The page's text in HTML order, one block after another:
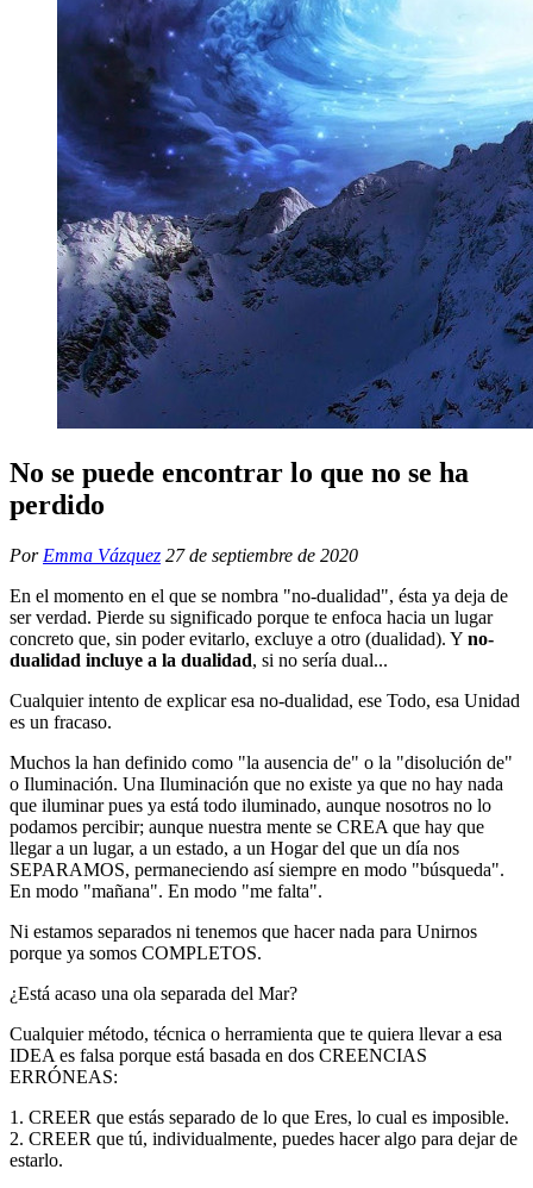
No se puede encontrar lo que no se ha
perdido
Por Emma Vázquez 27 de septiembre de 2020
En el momento en el que se nombra "no-dualidad", ésta ya deja de
ser verdad. Pierde su significado porque te enfoca hacia un lugar
concreto que, sin poder evitarlo, excluye a otro (dualidad). Y no-
dualidad incluye a la dualidad, si no sería dual...
Cualquier intento de explicar esa no-dualidad, ese Todo, esa Unidad
es un fracaso.
Muchos la han definido como "la ausencia de" o la "disolución de"
o Iluminación. Una Iluminación que no existe ya que no hay nada
que iluminar pues ya está todo iluminado, aunque nosotros no lo
podamos percibir; aunque nuestra mente se CREA que hay que
llegar a un lugar, a un estado, a un Hogar del que un día nos
SEPARAMOS, permaneciendo así siempre en modo "búsqueda".
En modo "mañana". En modo "me falta".
Ni estamos separados ni tenemos que hacer nada para Unirnos
porque ya somos COMPLETOS.
¿Está acaso una ola separada del Mar?
Cualquier método, técnica o herramienta que te quiera llevar a esa
IDEA es falsa porque está basada en dos CREENCIAS
ERRÓNEAS:
1. CREER que estás separado de lo que Eres, lo cual es imposible.
2. CREER que tú, individualmente, puedes hacer algo para dejar de
estarlo.